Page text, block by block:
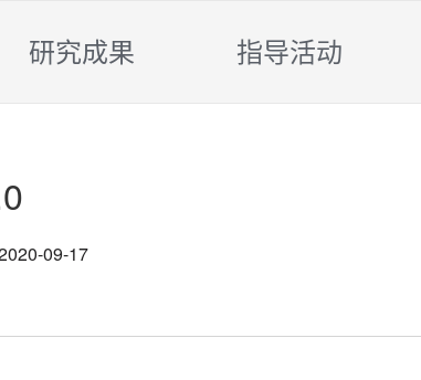
研究成果 指导活动
09-17